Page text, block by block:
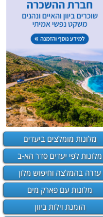
מלונות מומלצים ביעדים
מלונות לפי יעדים סדר הא-ב
עזרה בהמלצה וחיפוש מלון
מלונות עם פארק מים
הזמנת וילות ביוון